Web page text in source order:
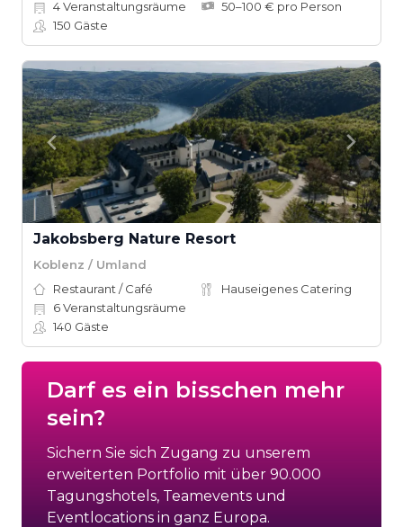
4Veranstaltungsräume
50–100 € pro Person
150 Gäste
Jakobsberg Nature Resort
Koblenz / Umland
Restaurant / Café
Hauseigenes Catering
6Veranstaltungsräume
140 Gäste
Darf es ein bisschen mehr
sein?
Sichern Sie sich Zugang zu unserem
erweiterten Portfolio mit über 90.000
Tagungshotels, Teamevents und
Eventlocations in ganz Europa.